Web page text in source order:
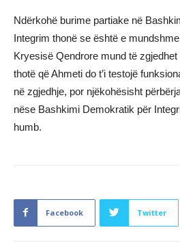
Ndërkohë burime partiake në
Integrim thonë se është e
Kryesisë Qendrore mund të
thotë që Ahmeti do t’i testojë
në zgjedhje, por njëkohësisht
nëse Bashkimi Demokratik për
humb.
Facebook Twitter